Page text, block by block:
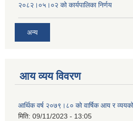
२०८२।०५।०२ को कार्यपालिका निर्णय
अन्य
आय व्यय विवरण
आर्थिक वर्ष २०७९।८० को वार्षिक आय र
मिति: 09/11/2023 - 13:05